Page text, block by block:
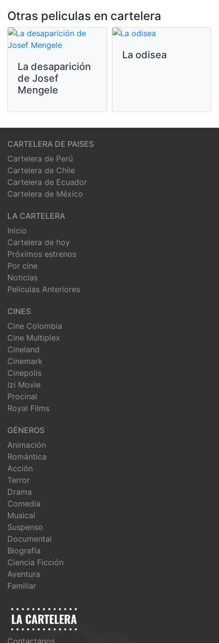
Otras peliculas en cartelera
La desaparición
de Josef
Mengele
La odisea
CARTELERA DE PAISES
Cartelera de Perú
Cartelera de Chile
Cartelera de Ecuador
Cartelera de México
LA CARTELERA
Inicio
Cartelera de hoy
Próximos estrenos
Por cine
Noticias
Peliculas Anteriores
CINES
Cine Colombia
Cine Multiplex
Cineland
Cinemark
Cinepolis
Izi Movie
Procinal
Royal Films
GÉNEROS
Animación
Romántica
Acción
Terror
Drama
Comedia
Musical
Suspenso
Documental
Biografía
Ciencia Ficción
Aventura
Familiar
Contactanos